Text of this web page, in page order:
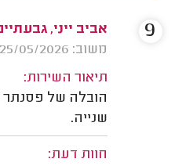
אביב ייני,
משוב: 25/05/2026
תיאור השירות:
הובלה של פסנתר
שנייה.
חוות דעת:
9